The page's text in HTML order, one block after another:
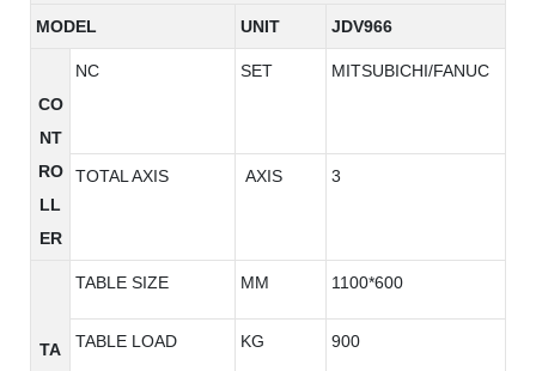
MODEL UNIT JDV966
CO
NT
RO
LL
ER
NC SET MITSUBICHI/FANUC
TOTAL AXIS AXIS 3
TA
TABLE SIZE MM 1100*600
TABLE LOAD KG 900